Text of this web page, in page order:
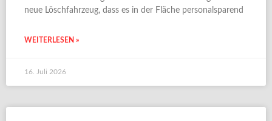
neue Löschfahrzeug, dass es in der Fläche personalsparend
WEITERLESEN »
16. Juli 2026